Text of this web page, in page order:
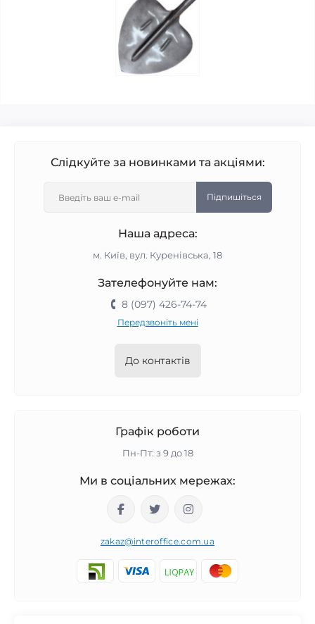
Слідкуйте за новинками та акціями:
Підпишіться
Наша адреса:
м. Київ, вул. Куренівська, 18
Зателефонуйте нам:
8 (097) 426-74-74
Передзвоніть мені
До контактів
Графік роботи
Пн-Пт: з 9 до 18
Ми в соціальних мережах:
zakaz@interoffice.com.ua